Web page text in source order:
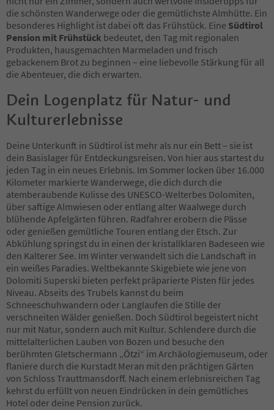
50
51
52
53
54
55
56
57
58
59
60
61
62
63
64
65
66
67
68
69
70
71
72
73
74
75
76
77
78
79
80
81
82
die schönsten Wanderwege oder die gemütlichste Almhütte. Ein
besonderes Highlight ist dabei oft das Frühstück. Eine Südtirol
Pension mit Frühstück bedeutet, den Tag mit regionalen
Produkten, hausgemachten Marmeladen und frisch
gebackenem Brot zu beginnen – eine liebevolle Stärkung für all
die Abenteuer, die dich erwarten.
Dein Logenplatz für Natur- und
Kulturerlebnisse
Deine Unterkunft in Südtirol ist mehr als nur ein Bett – sie ist
dein Basislager für Entdeckungsreisen. Von hier aus startest du
jeden Tag in ein neues Erlebnis. Im Sommer locken über 16.000
Kilometer markierte Wanderwege, die dich durch die
atemberaubende Kulisse des UNESCO-Welterbes Dolomiten,
über saftige Almwiesen oder entlang alter Waalwege durch
blühende Apfelgärten führen. Radfahrer erobern die Pässe
oder genießen gemütliche Touren entlang der Etsch. Zur
Abkühlung springst du in einen der kristallklaren Badeseen wie
den Kalterer See. Im Winter verwandelt sich die Landschaft in
ein weißes Paradies. Weltbekannte Skigebiete wie jene von
Dolomiti Superski bieten perfekt präparierte Pisten für jedes
Niveau. Abseits des Trubels kannst du beim
Schneeschuhwandern oder Langlaufen die Stille der
verschneiten Wälder genießen. Doch Südtirol begeistert nicht
nur mit Natur, sondern auch mit Kultur. Schlendere durch die
mittelalterlichen Lauben von Bozen und besuche den
berühmten Gletschermann „Ötzi“ im Archäologiemuseum, oder
flaniere durch die Kurstadt Meran mit den prächtigen Gärten
von Schloss Trauttmansdorff. Nach einem erlebnisreichen Tag
kehrst du erfüllt von neuen Eindrücken in dein gemütliches
Hotel oder deine Pension zurück.